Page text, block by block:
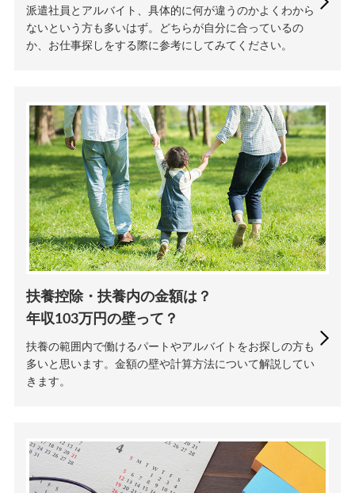
派遣社員とアルバイト、具体的に何が違うのかよくわから
ないという方も多いはず。どちらが自分に合っているの
か、お仕事探しをする際に参考にしてみてください。
扶養控除・扶養内の金額は？
年収103万円の壁って？
扶養の範囲内で働けるパートやアルバイトをお探しの方も
多いと思います。金額の壁や計算方法について解説してい
きます。